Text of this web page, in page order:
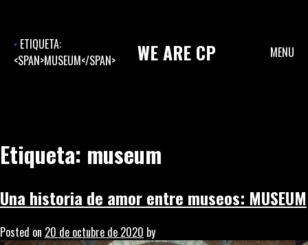
contentETIQUETA:
<SPAN>MUSEUM</SPAN>
WEARE CP MENU
Etiqueta: museum
Una historia de amor entre museos: MUSEUM
Posted on 20 de octubre de 2020 by